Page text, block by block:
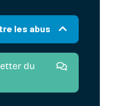
les abus
du